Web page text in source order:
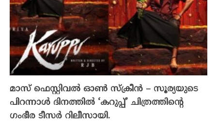
മാസ് ഫെസ്റ്റിവൽ ഓൺ സ്‌ക്രീൻ – സൂര്യയുടെ
പിറന്നാൾ ദിനത്തിൽ ‘കറുപ്പ്’ ചിത്രത്തിന്റെ
ഗംഭീര ടീസർ റിലീസായി.